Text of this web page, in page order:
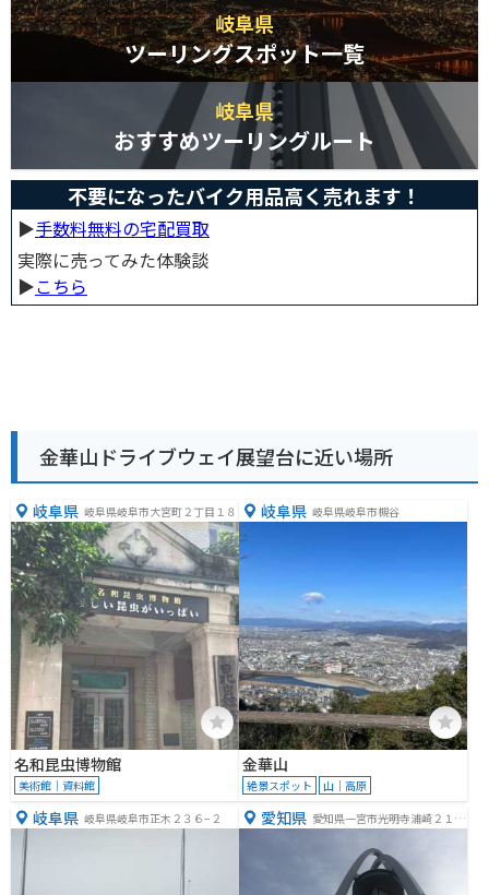
岐阜県
ツーリングスポット一覧
岐阜県
おすすめツーリングルート
不要になったバイク用品高く売れます！
▶︎手数料無料の宅配買取
実際に売ってみた体験談
▶︎こちら
金華山ドライブウェイ展望台に近い場所
岐阜県 岐阜県岐阜市大宮町２丁目１８
名和昆虫博物館
美術館｜資料館
岐阜県 岐阜県岐阜市槻谷
金華山
絶景スポット 山｜高原
岐阜県 岐阜県岐阜市正木２３６−２ 愛知県 愛知県一宮市光明寺浦崎２１